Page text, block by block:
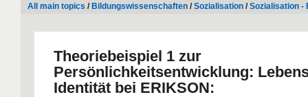
All main topics / Bildungswissenschaften /Sozialisation /Sozialisation -
Theoriebeispiel 1 zur
Persönlichkeitsentwicklung:
Identität bei ERIKSON: